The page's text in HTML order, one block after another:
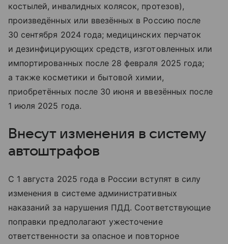
костылей, инвалидных колясок, протезов),
произведённых или ввезённых в Россию после
30 сентября 2024 года; медицинских перчаток
и дезинфицирующих средств, изготовленных или
импортированных после 28 февраля 2025 года;
а также косметики и бытовой химии,
приобретённых после 30 июня и ввезённых после
1 июля 2025 года.
Внесут изменения в систему
автоштрафов
С 1 августа 2025 года в России вступят в силу
изменения в системе административных
наказаний за нарушения ПДД. Соответствующие
поправки предполагают ужесточение
ответственности за опасное и повторное